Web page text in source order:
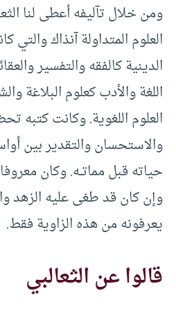
ومن خلال تآليفه أعطى لنا
العلوم المتداولة آنذاك والتي
الدينية كالفقه والتفسير
اللغة والأدب كعلوم البلاغة
العلوم اللغوية. وكانت كتبه
والاستحسان والتقدير بين
حياته قبل مماتــه. وكان
وإن كان قد طغى عليه الزهد
يعرفونه من هذه الزاوية فقط.
قالوا عن الثعالبي